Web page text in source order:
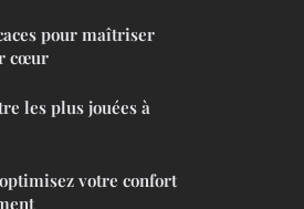
pour maîtriser
cœur
les plus jouées à
votre confort